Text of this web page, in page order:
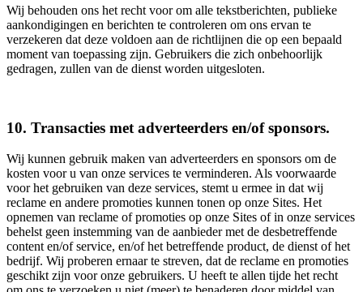
Wij behouden ons het recht voor om alle tekstberichten, publieke
aankondigingen en berichten te controleren om ons ervan te
verzekeren dat deze voldoen aan de richtlijnen die op een bepaald
moment van toepassing zijn. Gebruikers die zich onbehoorlijk
gedragen, zullen van de dienst worden uitgesloten.
10. Transacties met adverteerders en/of sponsors.
Wij kunnen gebruik maken van adverteerders en sponsors om de
kosten voor u van onze services te verminderen. Als voorwaarde
voor het gebruiken van deze services, stemt u ermee in dat wij
reclame en andere promoties kunnen tonen op onze Sites. Het
opnemen van reclame of promoties op onze Sites of in onze services
behelst geen instemming van de aanbieder met de desbetreffende
content en/of service, en/of het betreffende product, de dienst of het
bedrijf. Wij proberen ernaar te streven, dat de reclame en promoties
geschikt zijn voor onze gebruikers. U heeft te allen tijde het recht